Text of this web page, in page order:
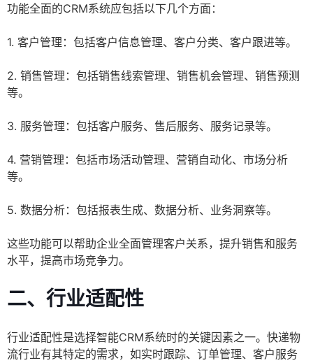
功能全面的CRM系统应包括以下几个方面：
1. 客户管理：包括客户信息管理、客户分类、客户跟进等。
2. 销售管理：包括销售线索管理、销售机会管理、销售预测
等。
3. 服务管理：包括客户服务、售后服务、服务记录等。
4. 营销管理：包括市场活动管理、营销自动化、市场分析
等。
5. 数据分析：包括报表生成、数据分析、业务洞察等。
这些功能可以帮助企业全面管理客户关系，提升销售和服务
水平，提高市场竞争力。
二、行业适配性
行业适配性是选择智能CRM系统时的关键因素之一。快递物
流行业有其特定的需求，如实时跟踪、订单管理、客户服务